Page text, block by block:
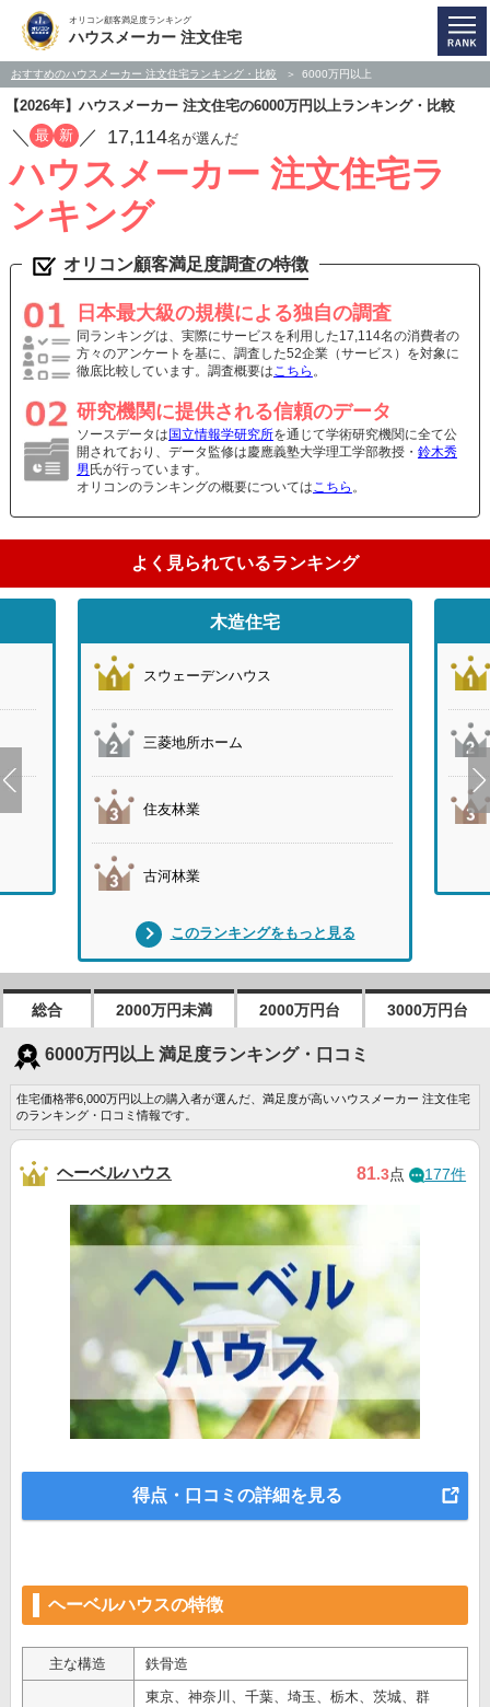
オリコン顧客満足度ランキング
ハウスメーカー 注文住宅
おすすめのハウスメーカー 注文住宅ランキング・比較 6000万円以上
【2026年】ハウスメーカー 注文住宅の6000万円以上ランキング・比較
／ 最 新 ／ 17,114名が選んだ
ハウスメーカー 注文住宅ラ
ンキング
オリコン顧客満足度調査の特徴
日本最大級の規模による独自の調査
同ランキングは、実際にサービスを利用した17,114名の消費者の
方々のアンケートを基に、調査した52企業（サービス）を対象に
徹底比較しています。調査概要はこちら 。
研究機関に提供される信頼のデータ
ソースデータは 国立情報学研究所を通じて学術研究機関に全て公
開されており、データ監修は慶應義塾大学理工学部教授・ 鈴木秀
男 氏が行っています。
オリコンのランキングの概要についてはこちら 。
よく見られているランキング
木造住宅
スウェーデンハウス
三菱地所ホーム
住友林業
古河林業
このランキングをもっと見る
総合 2000万円未満 2000万円台 3000万円台
6000万円以上 満足度ランキング・口コミ
住宅価格帯6,000万円以上の購入者が選んだ、満足度が高いハウスメーカー 注文住宅
のランキング・口コミ情報です。
ヘーベルハウス 81.3点 177件
得点・口コミの詳細を見る
ヘーベルハウスの特徴
主な構造 鉄骨造
東京、神奈川、千葉、埼玉、栃木、茨城、群